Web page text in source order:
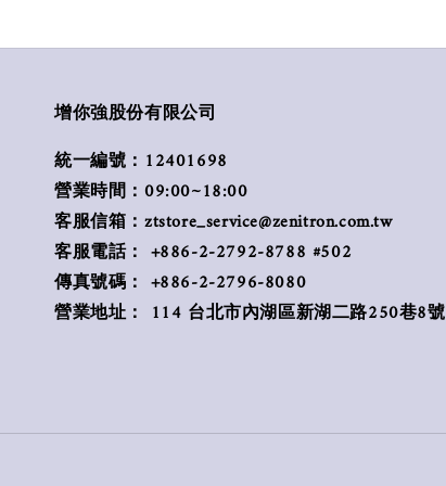
增你強股份有限公司
統一編號：12401698
營業時間：09:00~18:00
客服信箱：ztstore_service@zenitron.com.tw
客服電話： +886-2-2792-8788 #502
傳真號碼： +886-2-2796-8080
營業地址： 114 台北市內湖區新湖二路250巷8號